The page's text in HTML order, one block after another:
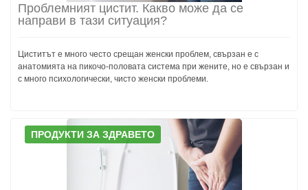
Проблемният цистит. Какво може да се
направи в тази ситуация?
Циститът е много често срещан женски проблем, свързан е с
анатомията на пикочо-половата система при жените, но е свързан и
с много психологически, чисто женски проблеми.
ПРОДУКТИ ЗА ЗДРАВЕТО